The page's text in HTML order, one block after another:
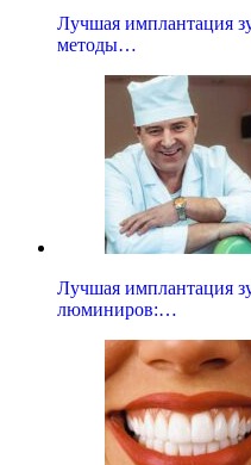
Лучшая имплантация
методы…
Лучшая имплантация
люминиров:…